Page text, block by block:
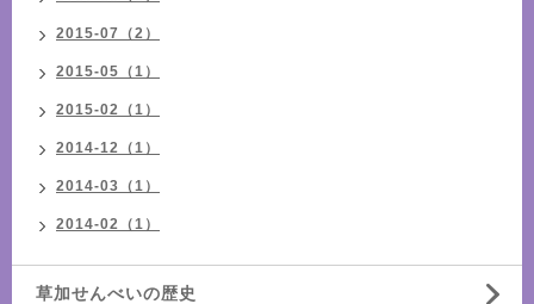
2015-07（2）
2015-05（1）
2015-02（1）
2014-12（1）
2014-03（1）
2014-02（1）
草加せんべいの歴史